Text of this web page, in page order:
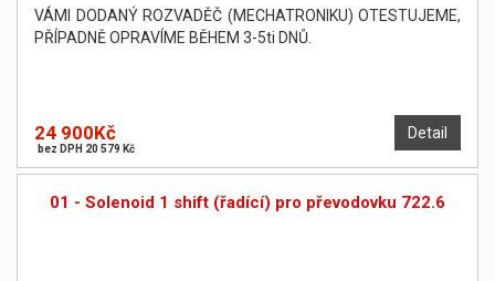
VÁMI DODANÝ ROZVADĚČ (MECHATRONIKU) OTESTUJEME,
PŘÍPADNĚ OPRAVÍME BĚHEM 3-5ti DNŮ.
Detail
24 900Kč
bez DPH 20 579 Kč
01 - Solenoid 1 shift (řadící) pro převodovku 722.6